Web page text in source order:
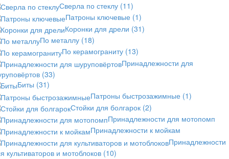
Сверла по стеклу (11)
Патроны ключевые (1)
Коронки для дрели (31)
По металлу (18)
По керамограниту (13)
Принадлежности для
(33)
Биты (31)
Патроны быстрозажимные (1)
Стойки для болгарок (2)
Принадлежности для мотопомп
Принадлежности к мойкам
Принадлежности
культиваторов и мотоблоков (10)